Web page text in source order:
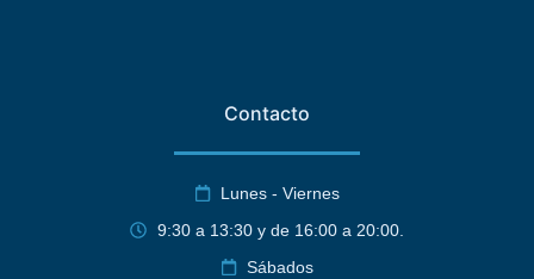
Contacto
Lunes - Viernes
9:30 a 13:30 y de 16:00 a 20:00.
Sábados